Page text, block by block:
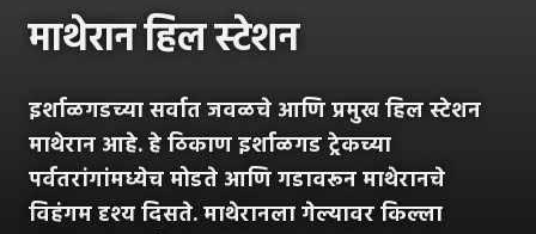
माथेरान हिल स्टेशन
इर्शाळगडच्या सर्वात जवळचे आणि प्रमुख हिल स्टेशन
माथेरान आहे. हे ठिकाण इर्शाळगड ट्रेकच्या
पर्वतरांगांमध्येच मोडते आणि गडावरून माथेरानचे
विहंगम दृश्य दिसते. माथेरानला गेल्यावर किल्ला